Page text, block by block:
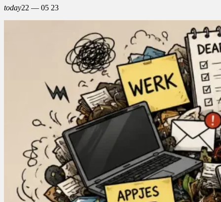
today22 — 05 23